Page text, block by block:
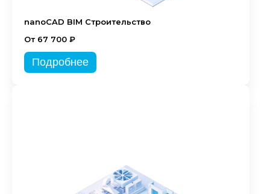
nanoCAD BIM Строительство
От 67 700 ₽
Подробнее